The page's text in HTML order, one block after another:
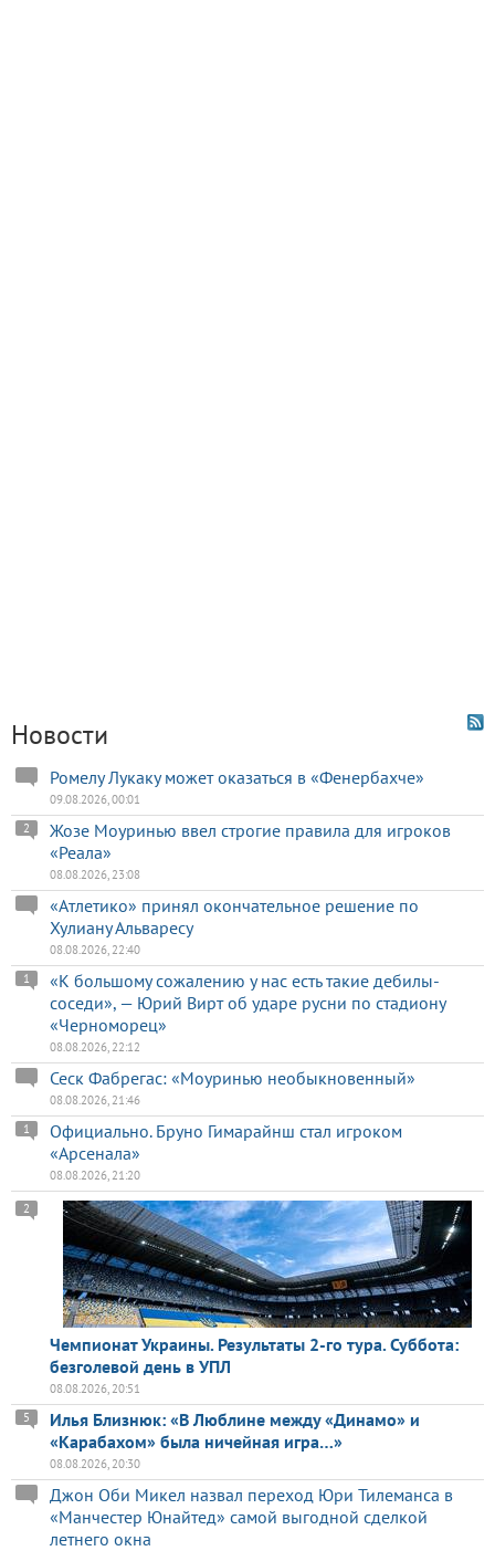
Новости
Ромелу Лукаку может оказаться в «Фенербахче»
09.08.2026, 00:01
Жозе Моуринью ввел строгие правила для игроков
«Реала»
2
08.08.2026, 23:08
«Атлетико» принял окончательное решение по
Хулиану Альваресу
08.08.2026, 22:40
«К большому сожалению у нас есть такие дебилы-
соседи», — Юрий Вирт об ударе русни по стадиону
«Черноморец»
1
08.08.2026, 22:12
Сеск Фабрегас: «Моуринью необыкновенный»
08.08.2026, 21:46
Официально. Бруно Гимарайнш стал игроком
«Арсенала»
1
08.08.2026, 21:20
Чемпионат Украины. Результаты 2-го тура. Суббота:
безголевой день в УПЛ
2
08.08.2026, 20:51
Илья Близнюк: «В Люблине между «Динамо» и
«Карабахом» была ничейная игра…»
5
08.08.2026, 20:30
Джон Оби Микел назвал переход Юри Тилеманса в
«Манчестер Юнайтед» самой выгодной сделкой
летнего окна